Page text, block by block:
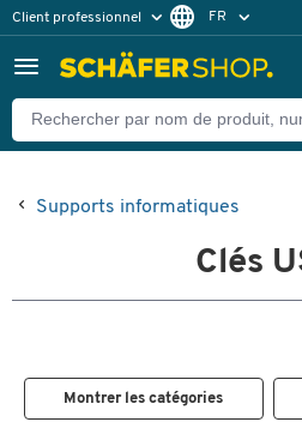
Client professionnel
Client particulier
FR
Supports informatiques
Clés
Montrer les catégories